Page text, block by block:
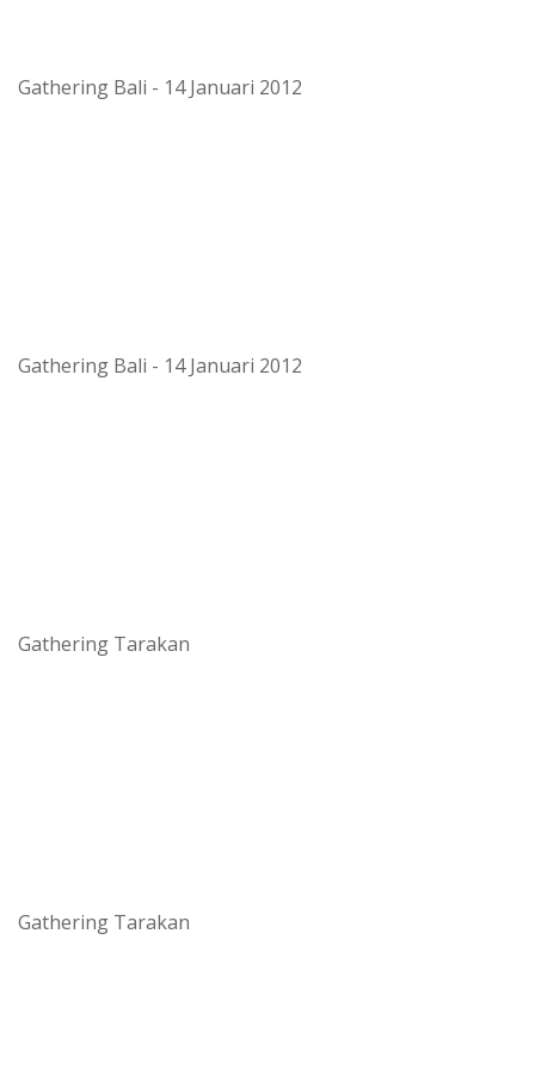
Gathering Bali - 14 Januari 2012
Gathering Bali - 14 Januari 2012
Gathering Tarakan
Gathering Tarakan